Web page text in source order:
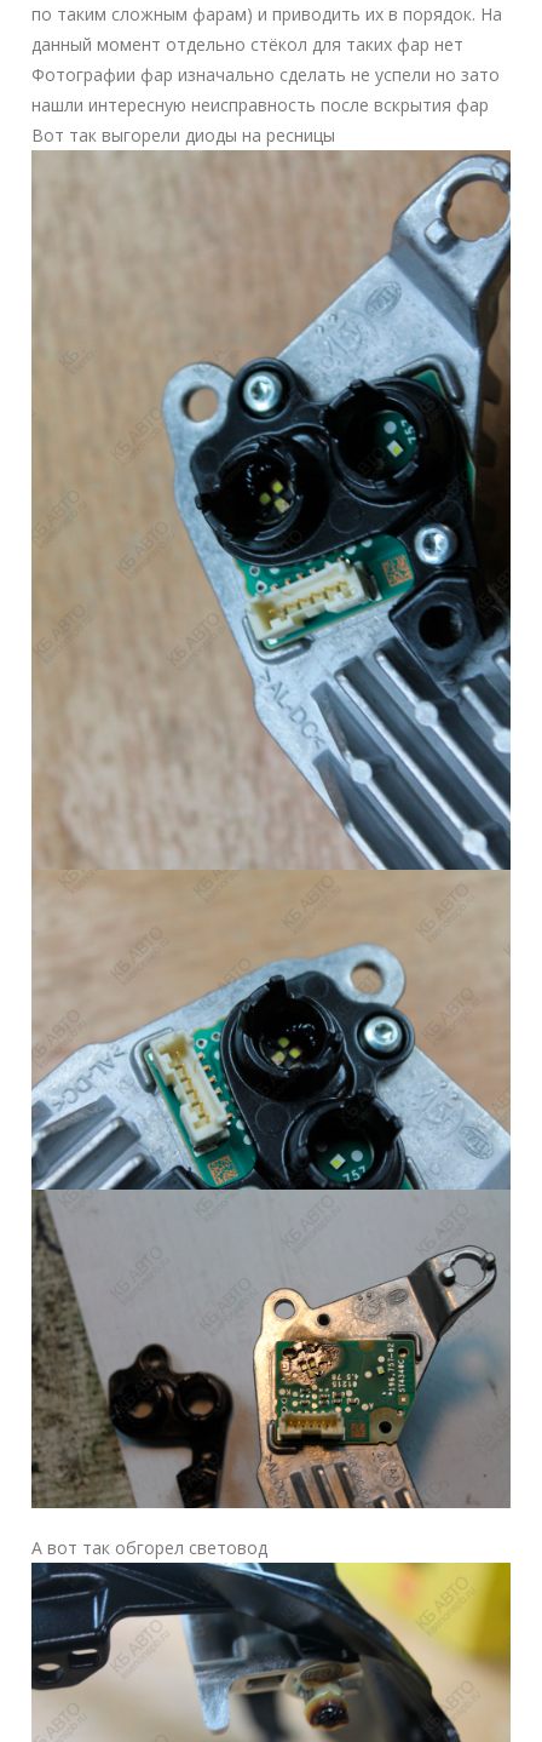
по таким сложным фарам) и приводить их в порядок. На
данный момент отдельно стёкол для таких фар нет
Фотографии фар изначально сделать не успели но зато
нашли интересную неисправность после вскрытия фар
Вот так выгорели диоды на ресницы
А вот так обгорел световод